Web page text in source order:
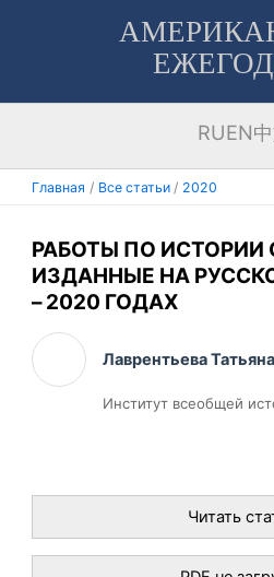
RUEN
Главная Все статьи 2020
РАБОТЫ ПО
ИЗДАННЫЕ НА
– 2020 ГОДАХ
Лаврентьева
Институт всеобщей
Читать